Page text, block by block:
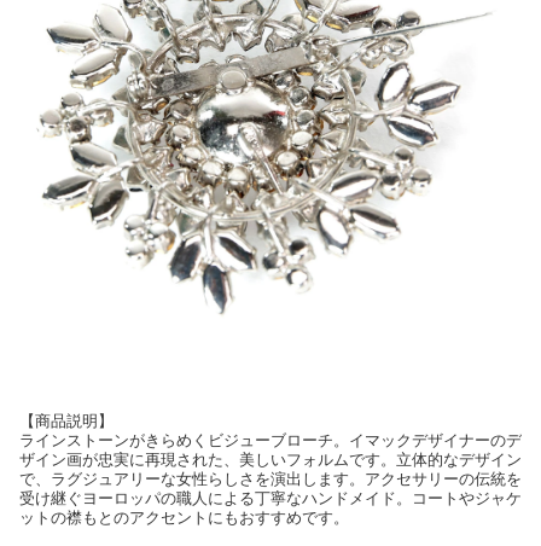
【商品説明】
ラインストーンがきらめくビジューブローチ。イマックデザイナーのデ
ザイン画が忠実に再現された、美しいフォルムです。立体的なデザイン
で、ラグジュアリーな女性らしさを演出します。アクセサリーの伝統を
受け継ぐヨーロッパの職人による丁寧なハンドメイド。コートやジャケ
ットの襟もとのアクセントにもおすすめです。